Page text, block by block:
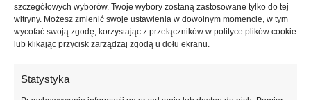
szczegółowych wyborów. Twoje wybory zostaną zastosowane tylko do tej
witryny. Możesz zmienić swoje ustawienia w dowolnym momencie, w tym
wycofać swoją zgodę, korzystając z przełączników w polityce plików cookie
lub klikając przycisk zarządzaj zgodą u dołu ekranu.
Statystyka
Lakier Hybrydowy LC06 – Lux Collection Cat’s Eye 06 – 8 ml to
magnetyczny lakier hybrydowy stworzony do wykonywania
eleganckich i nowoczesnych stylizacji paznokci z wyjątkowym,
smugę światła o jedwabistym wykończeniu. Satynowy efekt cat eye